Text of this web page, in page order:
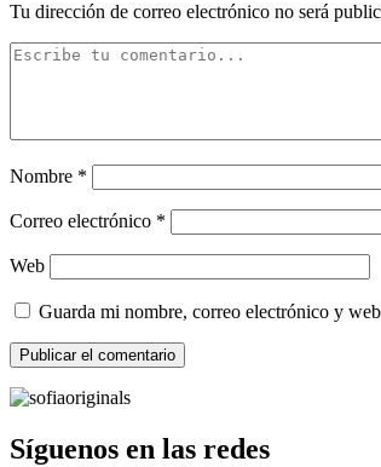
Tu dirección de correo electrónico no será
Nombre *
Correo electrónico *
Web
Guarda mi nombre, correo electrónico y
Síguenos en las redes